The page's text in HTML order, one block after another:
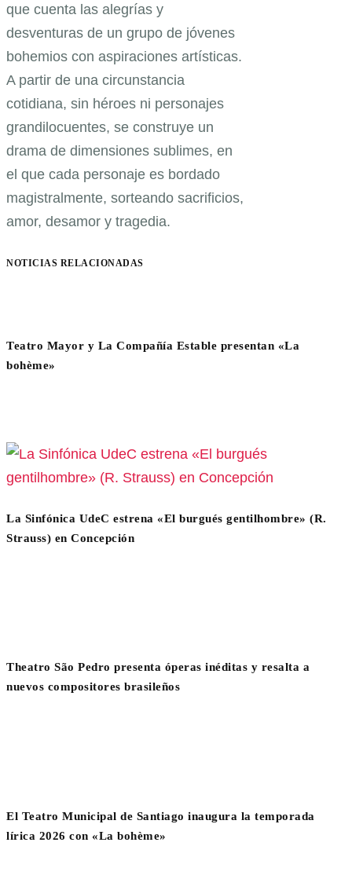
que cuenta las alegrías y
desventuras de un grupo de jóvenes
bohemios con aspiraciones artísticas.
A partir de una circunstancia
cotidiana, sin héroes ni personajes
grandilocuentes, se construye un
drama de dimensiones sublimes, en
el que cada personaje es bordado
magistralmente, sorteando sacrificios,
amor, desamor y tragedia.
NOTICIAS RELACIONADAS
Teatro Mayor y La Compañía Estable presentan «La
bohème»
La Sinfónica UdeC estrena «El burgués gentilhombre» (R.
Strauss) en Concepción
Theatro São Pedro presenta óperas inéditas y resalta a
nuevos compositores brasileños
El Teatro Municipal de Santiago inaugura la temporada
lírica 2026 con «La bohème»